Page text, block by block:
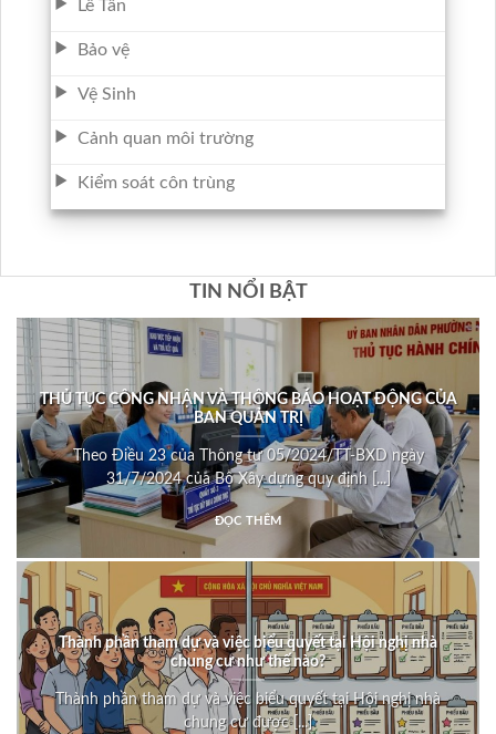
Lễ Tân
Bảo vệ
Vệ Sinh
Cảnh quan môi trường
Kiểm soát côn trùng
TIN NỔI BẬT
THỦ TỤC CÔNG NHẬN VÀ THÔNG BÁO HOẠT ĐỘNG CỦA
BAN QUẢN TRỊ
Theo Điều 23 của Thông tư 05/2024/TT-BXD ngày
31/7/2024 của Bộ Xây dựng quy định [...]
ĐỌC THÊM
Thành phần tham dự và việc biểu quyết tại Hội nghị nhà
chung cư như thế nào?
Thành phần tham dự và việc biểu quyết tại Hội nghị nhà
chung cư được [...]